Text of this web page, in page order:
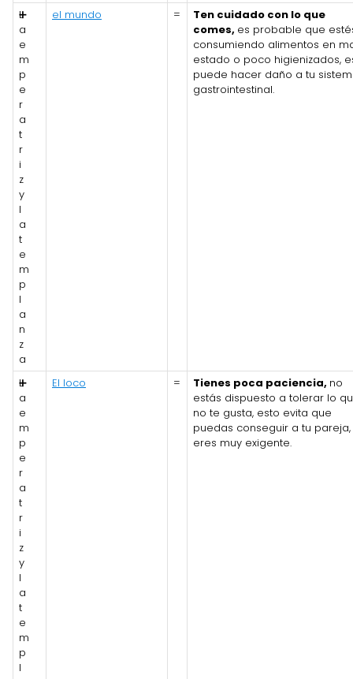
L
a
e
m
p
e
r
a
t
r
i
z
y
l
a
t
e
m
p
l
a
n
z
a
➕ el mundo =
Ten cuidado con lo que
comes, es probable que
consumiendo alimentos en
estado o poco higienizados,
puede hacer daño a tu
gastrointestinal.
L
a
e
m
p
e
r
a
t
r
i
z
y
l
a
t
e
m
p
l
➕ El loco = Tienes poca paciencia, no
estás dispuesto a tolerar lo
no te gusta, esto evita que
puedas conseguir a tu pareja,
eres muy exigente.